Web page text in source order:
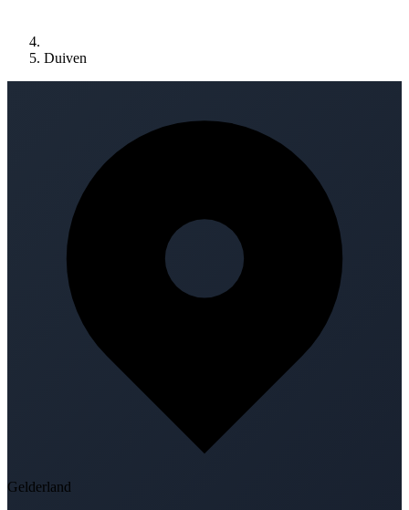
Duiven
Gelderland